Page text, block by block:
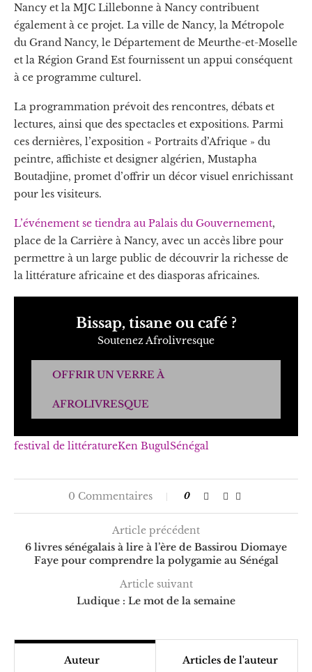
Nancy et la MJC Lillebonne à Nancy contribuent
également à ce projet. La ville de Nancy, la Métropole
du Grand Nancy, le Département de Meurthe-et-Moselle
et la Région Grand Est fournissent un appui conséquent
à ce programme culturel.
La programmation prévoit des rencontres, débats et
lectures, ainsi que des spectacles et expositions. Parmi
ces dernières, l’exposition « Portraits d’Afrique » du
peintre, affichiste et designer algérien, Mustapha
Boutadjine, promet d’offrir un décor visuel enrichissant
pour les visiteurs.
L’événement se tiendra au Palais du Gouvernement,
place de la Carrière à Nancy, avec un accès libre pour
permettre à un large public de découvrir la richesse de
la littérature africaine et des diasporas africaines.
Bissap, tisane ou café ?
Soutenez Afrolivresque
OFFRIR UN VERRE À
AFROLIVRESQUE
festival de littératureKen BugulSénégal
0 Commentaires 0
Article précédent
6 livres sénégalais à lire à l’ère de Bassirou Diomaye
Faye pour comprendre la polygamie au Sénégal
Article suivant
Ludique : Le mot de la semaine
Auteur Articles de l'auteur